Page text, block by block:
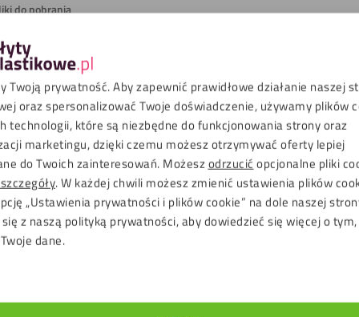
Twoją prywatność. Aby zapewnić prawidłowe działanie naszej
oraz spersonalizować Twoje doświadczenie, używamy plików
technologii, które są niezbędne do funkcjonowania strony oraz
marketingu, dzięki czemu możesz otrzymywać oferty lepiej
do Twoich zainteresowań. Możeszodrzucićopcjonalne pliki
. W każdej chwili możesz zmienić ustawienia plików
„Ustawienia prywatności i plików cookie” na dole naszej
z naszą polityką prywatności, aby dowiedzieć się więcej o
dane.
do pobrania
Przeżroczyste
Gładki, Przeżroczyste
92 %
Na dworze, Wewnątrz
Tak
Tak
E